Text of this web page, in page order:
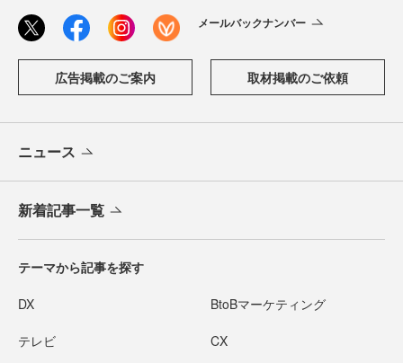
メールバックナンバー
広告掲載のご案内 取材掲載のご依頼
ニュース
新着記事一覧
テーマから記事を探す
DX BtoBマーケティング
テレビ CX